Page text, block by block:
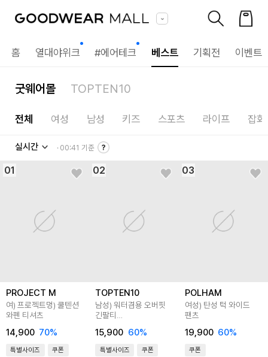
홈 열대야위크 #에어테크 베스트 기획전 이벤트
굿웨어몰 TOPTEN10
전체 여성 남성 키즈 스포츠 라이프 잡화
실시간 · 00:41 기준
01
PROJECT M
여) 프로젝트멍) 쿨텐션
와펜 티셔츠
14,900 70%
특별사이즈 쿠폰
02
TOPTEN10
남성) 워터겸용 오버핏
긴팔티
15,900 60%
특별사이즈 쿠폰
03
POLHAM
여성) 탄성 턱 와이드
팬츠
19,900 60%
쿠폰